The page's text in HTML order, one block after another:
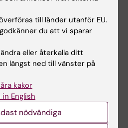
till länder utanför EU.
du att vi sparar
eller återkalla ditt
längst ned till vänster på
kakor
English
nödvändiga